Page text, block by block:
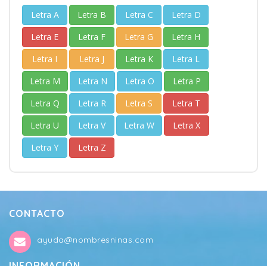
Letra A Letra B Letra C
Letra D
Letra E
Letra F Letra G
Letra H
Letra I
Letra J Letra K
Letra L
Letra M
Letra N Letra O
Letra P
Letra Q
Letra R Letra S
Letra T
Letra U
Letra V Letra W
Letra X
Letra Y
Letra Z
CONTACTO
ayuda@nombresninas.com